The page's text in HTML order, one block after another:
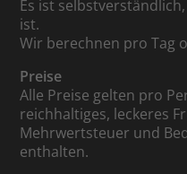
Es ist
ist.
Wir berechnen pro Tag
Preise
Alle Preise gelten pro
reichhaltiges, leckeres
Mehrwertsteuer und
enthalten.